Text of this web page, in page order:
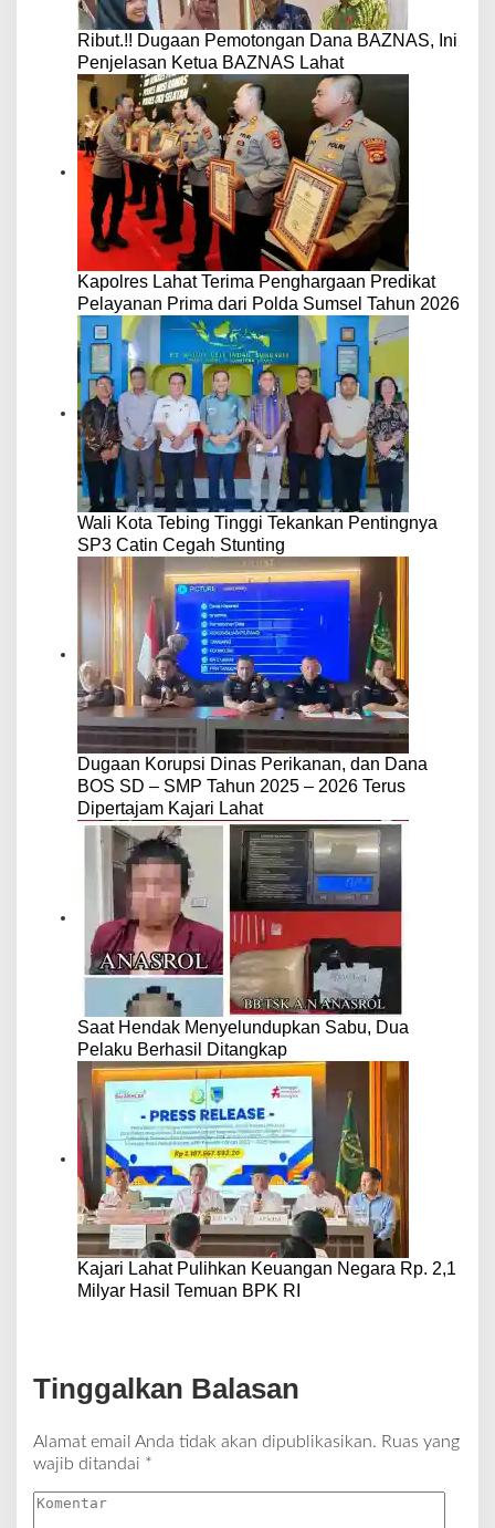
Ribut.!! Dugaan Pemotongan Dana BAZNAS, Ini
Penjelasan Ketua BAZNAS Lahat
Kapolres Lahat Terima Penghargaan Predikat
Pelayanan Prima dari Polda Sumsel Tahun 2026
Wali Kota Tebing Tinggi Tekankan Pentingnya
SP3 Catin Cegah Stunting
Dugaan Korupsi Dinas Perikanan, dan Dana
BOS SD – SMP Tahun 2025 – 2026 Terus
Dipertajam Kajari Lahat
Saat Hendak Menyelundupkan Sabu, Dua
Pelaku Berhasil Ditangkap
Kajari Lahat Pulihkan Keuangan Negara Rp. 2,1
Milyar Hasil Temuan BPK RI
Tinggalkan Balasan
Alamat email Anda tidak akan dipublikasikan. Ruas yang
wajib ditandai *